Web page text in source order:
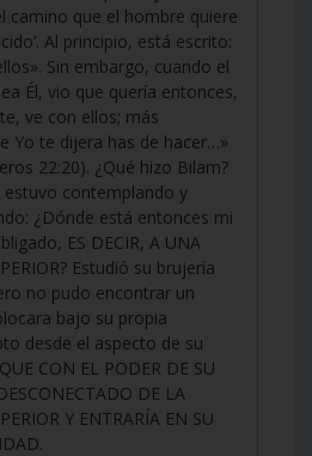
camino que el hombre quiere
Al principio, está escrito:
Sin embargo, cuando el
Él, vio que quería entonces,
ve con ellos; más
Yo te dijera has de hacer…»
22:20). ¿Qué hizo Bilam?
estuvo contemplando y
¿Dónde está entonces mi
ES DECIR, A UNA
Estudió su brujería
no pudo encontrar un
bajo su propia
desde el aspecto de su
CON EL PODER DE SU
DE LA
Y ENTRARÍA EN SU